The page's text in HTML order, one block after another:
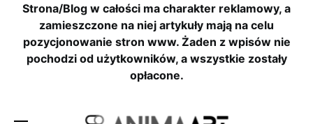
Strona/Blog w całości ma charakter reklamowy, a
zamieszczone na niej artykuły mają na celu
pozycjonowanie stron www. Żaden z wpisów nie
pochodzi od użytkowników, a wszystkie zostały
opłacone.